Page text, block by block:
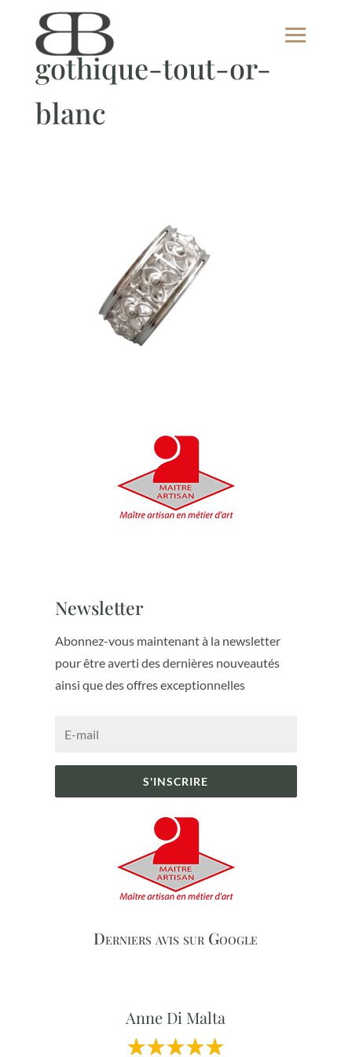
gothique-tout-or-
blanc
Newsletter
Abonnez-vous maintenant à la newsletter
pour être averti des dernières nouveautés
ainsi que des offres exceptionnelles
S'INSCRIRE
Derniers avis sur Google
Anne Di Malta